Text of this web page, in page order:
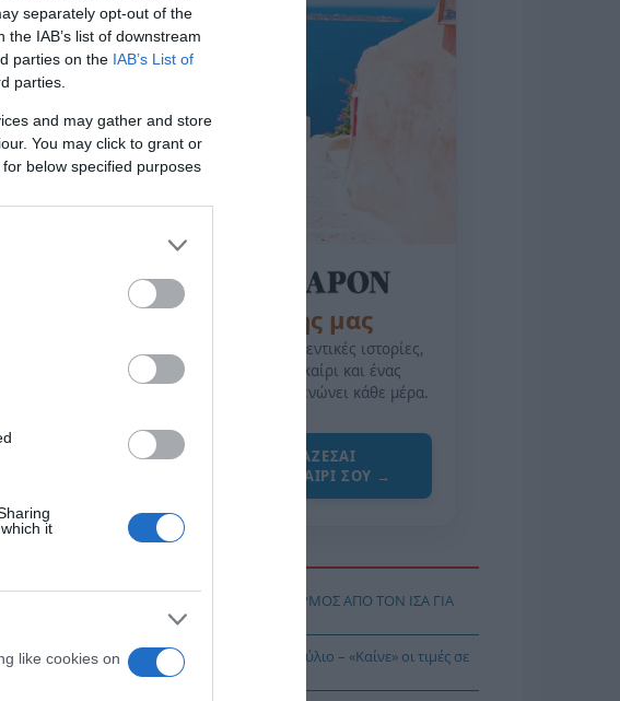
separately opt-out of the
IAB’s list of downstream
parties on the IAB’s List of
parties.
and may gather and store
You may click to grant or
below specified purposes
it
like cookies on
Δεξιά
για
και
που
να
για
και
της Ζωής μας
Οι άνθρωποι, οι αυθεντικές ιστορίες,
το ελληνικό καλοκαίρι και ένας
πολιτισμός που μας ενώνει κάθε μέρα.
ΌΣΑ ΧΡΕΙΆΖΕΣΑΙ
ΓΙΑ ΤΟ ΚΑΛΟΚΑΊΡΙ ΣΟΥ →
ΙΟΣ ΔΥΤΙΚΟΥ ΝΕΙΛΟΥ: ΣΥΝΑΓΕΡΜΟΣ ΑΠΟ ΤΟΝ ΙΣΑ ΓΙΑ
ΤΗΝ ΑΤΤΙΚΗ
Πληθωρισμός: Στο 3,4% τον Ιούλιο – «Καίνε» οι τιμές σε
στέγη και καύσιμα